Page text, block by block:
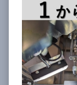
半導体チップの
検査対象
電子部品
検査内容
形状・寸
業界
電子/半